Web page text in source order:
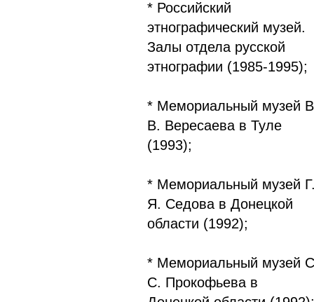
* Российский
этнографический музей.
Залы отдела русской
этнографии (1985-1995);
* Мемориальный музей
В. Вересаева в Туле
(1993);
* Мемориальный музей
Я. Седова в Донецкой
области (1992);
* Мемориальный музей
С. Прокофьева в